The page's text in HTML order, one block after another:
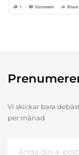
Vi skickar bara
per månad